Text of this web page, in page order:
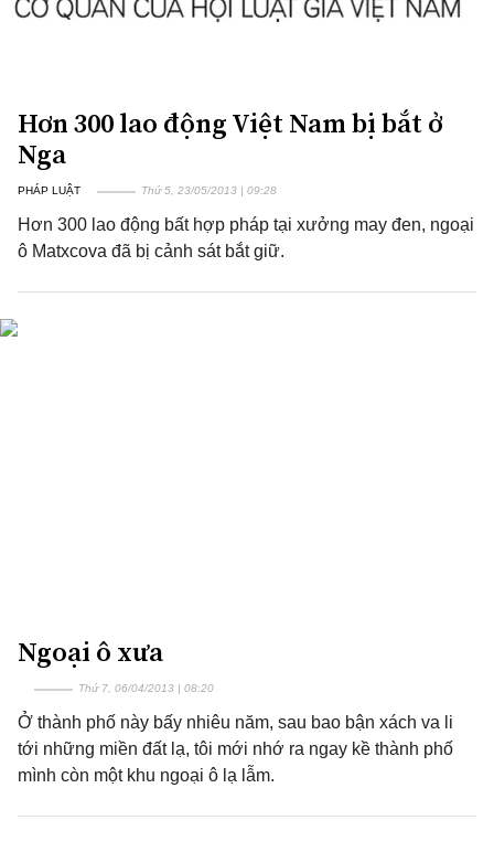
Hơn 300 lao động Việt Nam bị bắt ở
Nga
PHÁP LUẬT Thứ 5, 23/05/2013 | 09:28
Hơn 300 lao động bất hợp pháp tại xưởng may đen, ngoại
ô Matxcova đã bị cảnh sát bắt giữ.
Ngoại ô xưa
Thứ 7, 06/04/2013 | 08:20
Ở thành phố này bấy nhiêu năm, sau bao bận xách va li
tới những miền đất lạ, tôi mới nhớ ra ngay kề thành phố
mình còn một khu ngoại ô lạ lẫm.